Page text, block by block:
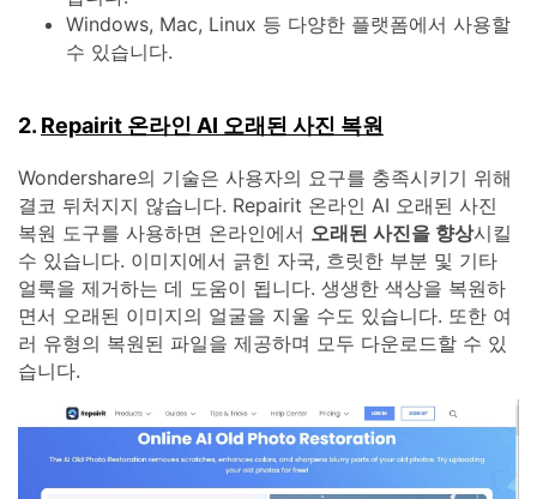
Windows, Mac, Linux 등 다양한 플랫폼에서 사용할
수 있습니다.
2. Repairit 온라인 AI 오래된 사진 복원
Wondershare의 기술은 사용자의 요구를 충족시키기 위해
결코 뒤처지지 않습니다. Repairit 온라인 AI 오래된 사진
복원 도구를 사용하면 온라인에서 오래된 사진을 향상시킬
수 있습니다. 이미지에서 긁힌 자국, 흐릿한 부분 및 기타
얼룩을 제거하는 데 도움이 됩니다. 생생한 색상을 복원하
면서 오래된 이미지의 얼굴을 지울 수도 있습니다. 또한 여
러 유형의 복원된 파일을 제공하며 모두 다운로드할 수 있
습니다.